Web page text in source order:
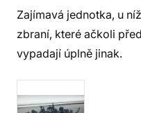
Zajímavá jednotka, u
zbraní, které ačkoli
vypadají úplně jinak.